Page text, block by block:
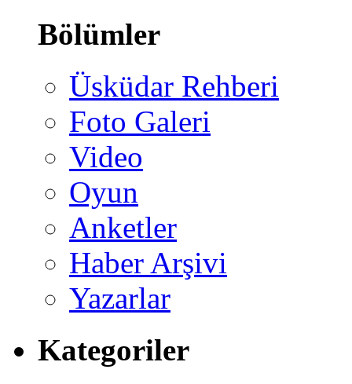
Bölümler
Üsküdar Rehberi
Foto Galeri
Video
Oyun
Anketler
Haber Arşivi
Yazarlar
Kategoriler